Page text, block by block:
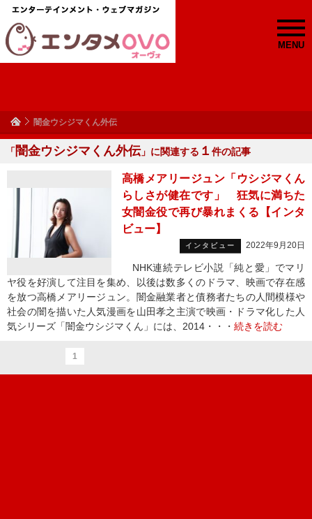
MENU
闇金ウシジマくん外伝
「闇金ウシジマくん外伝」に関連する １ 件の記事
高橋メアリージュン「ウシジマくん
らしさが健在です」 狂気に満ちた
女闇金役で再び暴れまくる【インタ
ビュー】
インタビュー 2022年9月20日
NHK連続テレビ小説「純と愛」でマリ
ヤ役を好演して注目を集め、以後は数多くのドラマ、映画で存在感
を放つ高橋メアリージュン。闇金融業者と債務者たちの人間模様や
社会の闇を描いた人気漫画を山田孝之主演で映画・ドラマ化した人
気シリーズ「闇金ウシジマくん」には、2014・・・ 続きを読む
1